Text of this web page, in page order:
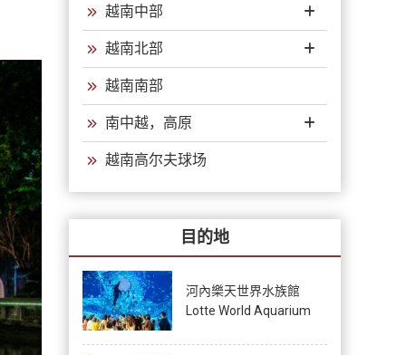
越南中部
越南北部
越南南部
南中越，高原
越南高尔夫球场
目的地
河內樂天世界水族館
Lotte World Aquarium